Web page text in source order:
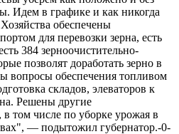
Идем в графике и как никогда
обеспечены
для перевозки зерна, есть
384 зерноочистительно-
позволят доработать зерно в
вопросы обеспечения топливом
складов, элеваторов к
Решены другие
том числе по уборке урожая в
— подытожил губернатор.-0-